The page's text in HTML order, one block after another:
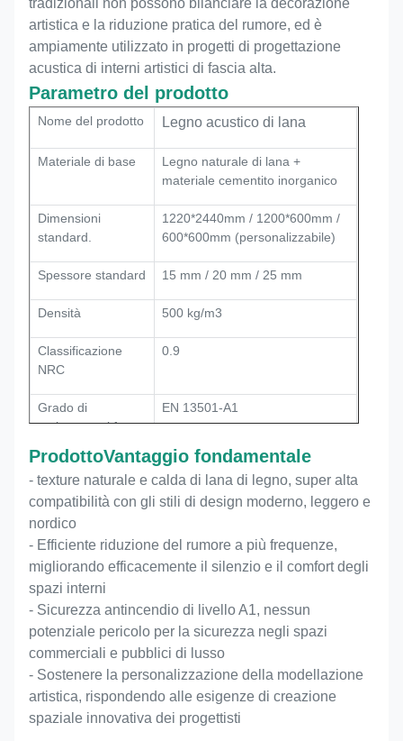
tradizionali non possono bilanciare la decorazione
artistica e la riduzione pratica del rumore, ed è
ampiamente utilizzato in progetti di progettazione
acustica di interni artistici di fascia alta.
Parametro del prodotto
Nome del prodotto Legno acustico di lana
Materiale di base
Legno naturale di lana +
materiale cementito inorganico
Dimensioni
standard.
1220*2440mm / 1200*600mm /
600*600mm (personalizzabile)
Spessore standard 15 mm / 20 mm / 25 mm
Densità 500 kg/m3
Classificazione
NRC
0.9
Grado di
resistenza al fuoco
EN 13501-A1
Livello ambientale Grado E1, privo di formaldeide
Funzione centrale
Assorbimento del suono ad alta
spaziale
Funzione centrale
Certificato
CE, FSC, EN 13501-1 B, ASTM
E84, classe A,
ProdottoVantaggio fondamentale
- texture naturale e calda di lana di legno, super alta
compatibilità con gli stili di design moderno, leggero e
nordico
- Efficiente riduzione del rumore a più frequenze,
migliorando efficacemente il silenzio e il comfort degli
spazi interni
- Sicurezza antincendio di livello A1, nessun
potenziale pericolo per la sicurezza negli spazi
commerciali e pubblici di lusso
- Sostenere la personalizzazione della modellazione
artistica, rispondendo alle esigenze di creazione
spaziale innovativa dei progettisti